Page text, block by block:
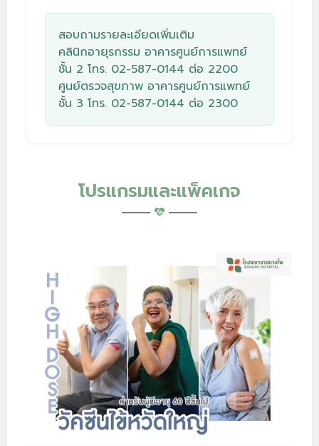
สอบถามรายละเอียดเพิ่มเติม
คลินิกอายุรกรรม อาคารศูนย์การแพทย์
ชั้น 2 โทร. 02-587-0144 ต่อ 2200
ศูนย์ตรวจสุขภาพอาคารศูนย์การแพทย์
ชั้น 3 โทร. 02-587-0144 ต่อ 2300
โปรแกรมและแพ็คเกจ